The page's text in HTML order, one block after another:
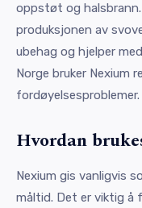
oppstøt og halsbrann.
produksjonen av
ubehag og hjelper
Norge bruker Nexium
fordøyelsesproblemer.
Hvordan
Nexium gis vanligvis
måltid. Det er viktig å